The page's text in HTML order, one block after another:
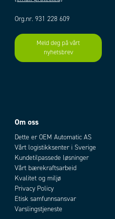
Materiale spole
Materiale stempel
Materiale tetninger
Medie
Temperaturområde til
Tilkobling
Tilkobling port 1-2
Tilkobling port 3
Trykk maks.
Type ventil
Vekt
Add to existing cart row
Org.nr. 931 228 609
Meld deg på vårt
nyhetsbrev
Om oss
Dette er OEM Automatic AS
Vårt logistikksenter i Sverige
Kundetilpassede løsninger
Vårt bærekraftsarbeid
Kvalitet og miljø
Privacy Policy
Etisk samfunnsansvar
Varslingstjeneste